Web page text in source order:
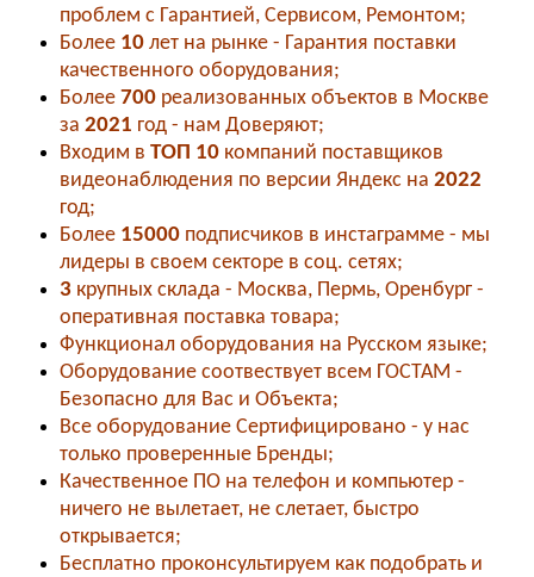
проблем с Гарантией, Сервисом, Ремонтом;
Более 10 лет на рынке - Гарантия поставки
качественного оборудования;
Более 700 реализованных объектов в Москве
за 2021 год - нам Доверяют;
Входим в ТОП 10 компаний поставщиков
видеонаблюдения по версии Яндекс на 2022
год;
Более 15000 подписчиков в инстаграмме - мы
лидеры в своем секторе в соц. сетях;
3 крупных склада - Москва, Пермь, Оренбург -
оперативная поставка товара;
Функционал оборудования на Русском языке;
Оборудование соотвествует всем ГОСТАМ -
Безопасно для Вас и Объекта;
Все оборудование Сертифицировано - у нас
только проверенные Бренды;
Качественное ПО на телефон и компьютер -
ничего не вылетает, не слетает, быстро
открывается;
Бесплатно проконсультируем как подобрать и